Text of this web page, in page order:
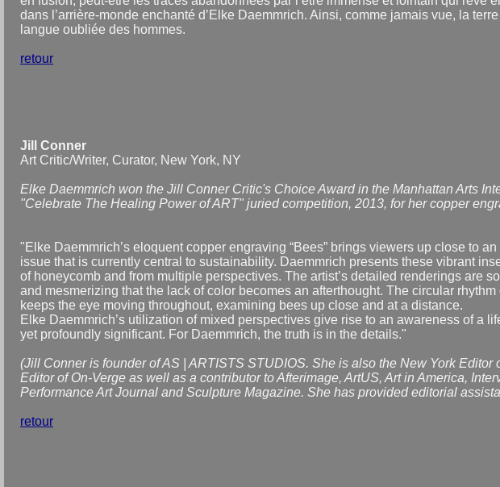
dans l’arrière-monde enchanté d’Elke Daemmrich. Ainsi, comme jamais vue, la
langue oubliée des hommes.
retour
Jill Conner
Art Critic/Writer, Curator, New York, NY
Elke Daemmrich won the Jill Conner Critic's Choice Award in the Manhattan Arts
"Celebrate The Healing Power of ART" juried competition, 2013, for her copper
"Elke Daemmrich’s eloquent copper engraving “Bees” brings viewers up close to
issue that is currently central to sustainability. Daemmrich presents these vibrant
of honeycomb and from multiple perspectives. The artist’s detailed renderings are
and mesmerizing that the lack of color becomes an afterthought. The circular rhythm
keeps the eye moving throughout, examining bees up close and at a distance.
Elke Daemmrich’s utilization of mixed perspectives give rise to an awareness of a
yet profoundly significant. For Daemmrich, the truth is in the details."
(Jill Conner is founder of AS | ARTISTS STUDIOS. She is also the New York Editor
Editor of On-Verge as well as a contributor to Afterimage, ArtUS, Art in America,
Performance Art Journal and Sculpture Magazine. She has provided editorial
retour